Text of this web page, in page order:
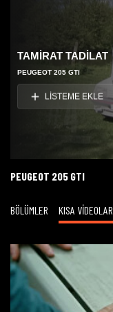
TAMİRAT TADİLAT
PEUGEOT 205 GTI
LİSTEME EKLE
PEUGEOT 205 GTI
BÖLÜMLER KISA VİDEOLAR